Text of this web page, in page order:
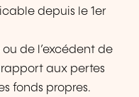
depuis le 1er
de l’excédent de
aux pertes
fonds propres.